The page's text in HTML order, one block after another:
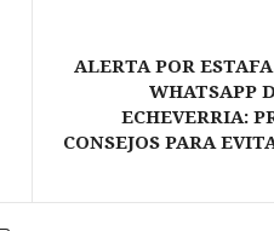
ALERTA POR
WHATSAPP
ECHEVERRIA:
CONSEJOS PARA